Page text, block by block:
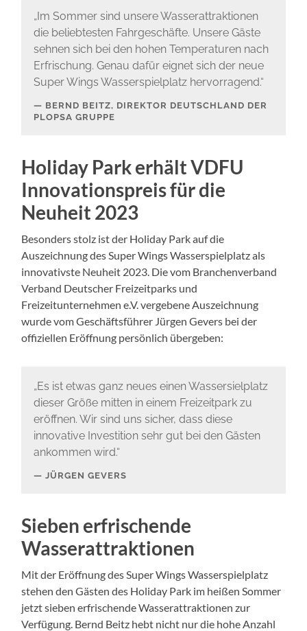
„Im Sommer sind unsere Wasserattraktionen
die beliebtesten Fahrgeschäfte. Unsere Gäste
sehnen sich bei den hohen Temperaturen nach
Erfrischung. Genau dafür eignet sich der neue
Super Wings Wasserspielplatz hervorragend.“
BERND BEITZ, DIREKTOR DEUTSCHLAND DER
PLOPSA GRUPPE
Holiday Park erhält VDFU
Innovationspreis für die
Neuheit 2023
Besonders stolz ist der Holiday Park auf die
Auszeichnung des Super Wings Wasserspielplatz als
innovativste Neuheit 2023. Die vom Branchenverband
Verband Deutscher Freizeitparks und
Freizeitunternehmen e.V. vergebene Auszeichnung
wurde vom Geschäftsführer Jürgen Gevers bei der
offiziellen Eröffnung persönlich übergeben:
„Es ist etwas ganz neues einen Wassersielplatz
dieser Größe mitten in einem Freizeitpark zu
eröffnen. Wir sind uns sicher, dass diese
innovative Investition sehr gut bei den Gästen
ankommen wird.“
JÜRGEN GEVERS
Sieben erfrischende
Wasserattraktionen
Mit der Eröffnung des Super Wings Wasserspielplatz
stehen den Gästen des Holiday Park im heißen Sommer
jetzt sieben erfrischende Wasserattraktionen zur
Verfügung. Bernd Beitz hebt nicht nur die hohe Anzahl